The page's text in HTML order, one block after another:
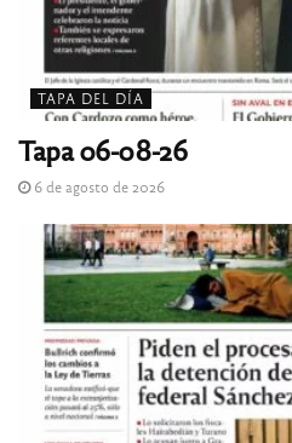
TAPA DEL DÍA
Tapa 06-08-26
6 de agosto de 2026